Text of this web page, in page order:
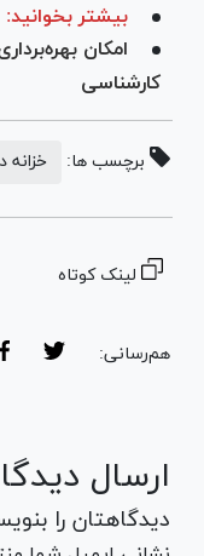
بیشتر بخوانید:
امکان
کارشناسی
برچسب ها: خزانه
لینک کوتاه
هم‌رسانی:
ارسال
دیدگاهتان را